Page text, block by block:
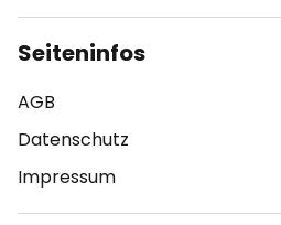
Seiteninfos
AGB
Datenschutz
Impressum